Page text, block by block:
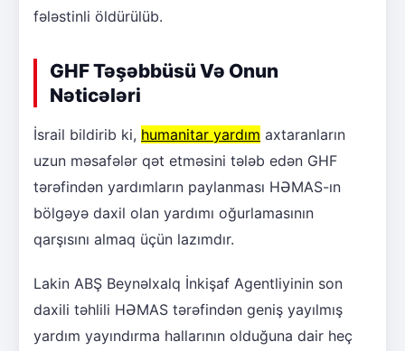
fələstinli öldürülüb.
GHF Təşəbbüsü Və Onun
Nəticələri
İsrail bildirib ki, humanitar yardım axtaranların
uzun məsafələr qət etməsini tələb edən GHF
tərəfindən yardımların paylanması HƏMAS-ın
bölgəyə daxil olan yardımı oğurlamasının
qarşısını almaq üçün lazımdır.
Lakin ABŞ Beynəlxalq İnkişaf Agentliyinin son
daxili təhlili HƏMAS tərəfindən geniş yayılmış
yardım yayındırma hallarının olduğuna dair heç